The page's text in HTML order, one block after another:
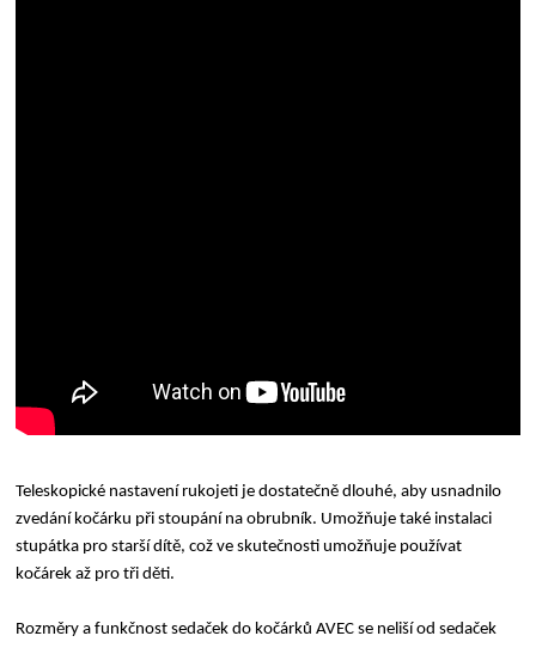
Teleskopické nastavení rukojeti je dostatečně dlouhé, aby usnadnilo
zvedání kočárku při stoupání na obrubník. Umožňuje také instalaci
stupátka pro starší dítě, což ve skutečnosti umožňuje používat
kočárek až pro tři děti.
Rozměry a funkčnost sedaček do kočárků AVEC se neliší od sedaček